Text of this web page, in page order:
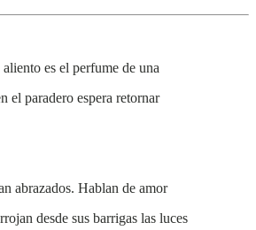
es el perfume de una
el paradero espera retornar
abrazados. Hablan de amor
desde sus barrigas las luces